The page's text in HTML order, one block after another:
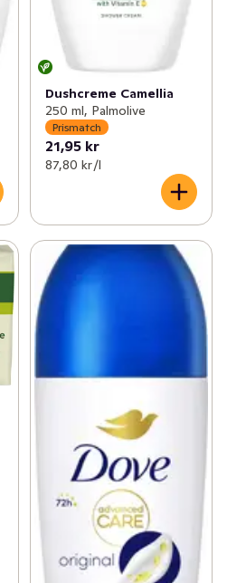
Dushcreme Camellia
250 ml, Palmolive
Prismatch
21,95 kr
87,80 kr /l